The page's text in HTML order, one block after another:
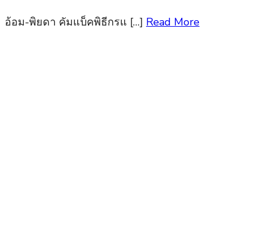
อ้อม-พิยดา คัมแบ็คพิธีกรแ […] Read More